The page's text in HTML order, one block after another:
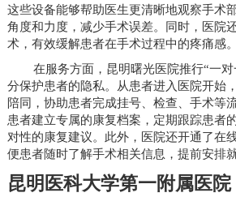
这些设备能够帮助医生更清晰地观察手术
角度和力度，减少手术误差。同时，医院
术，有效缓解患者在手术过程中的疼痛感。
在服务方面，昆明曙光医院推行“一
分保护患者的隐私。从患者进入医院开始
陪同，协助患者完成挂号、检查、手术等
患者建立专属的康复档案，定期跟踪患者
对性的康复建议。此外，医院还开通了在
便患者随时了解手术相关信息，提前安排就
昆明医科大学第一附属医